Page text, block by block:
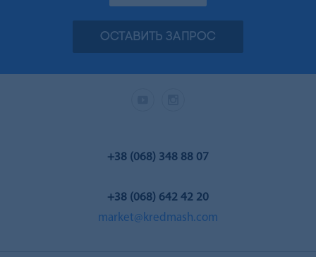
ОСТАВИТЬ ЗАПРОС
+38 (068) 348 88 07
+38 (068) 642 42 20
market@kredmash.com